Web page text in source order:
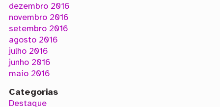
dezembro 2016
novembro 2016
setembro 2016
agosto 2016
julho 2016
junho 2016
maio 2016
Categorias
Destaque